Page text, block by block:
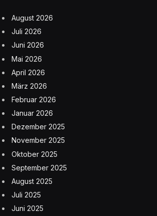
August 2026
Juli 2026
Juni 2026
Mai 2026
April 2026
März 2026
Februar 2026
Januar 2026
Dezember 2025
November 2025
Oktober 2025
September 2025
August 2025
Juli 2025
Juni 2025